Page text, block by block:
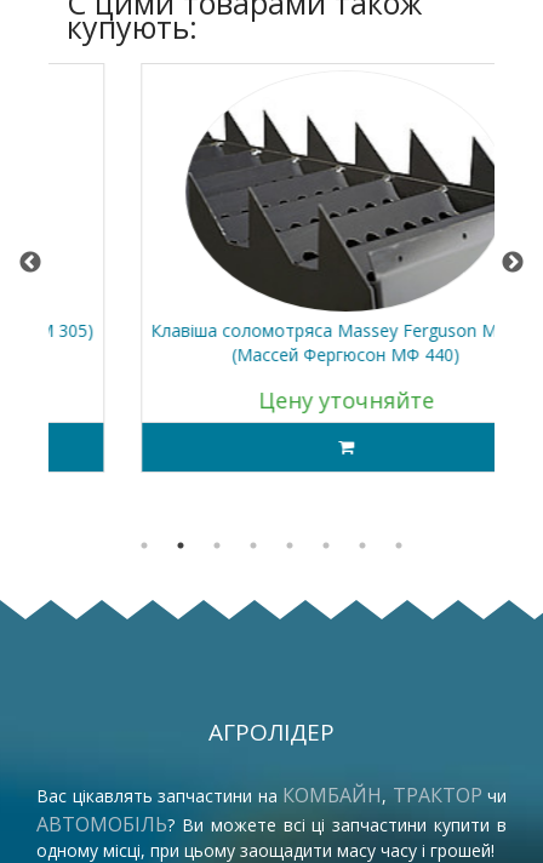
купують:
Клавіша соломотряса Massey Ferguson MF 440
(Массей Фергюсон МФ 440)
Цену уточняйте
АГРОЛІДЕР
Вас цікавлять запчастини на КОМБАЙН, ТРАКТОР чи
АВТОМОБІЛЬ? Ви можете всі ці запчастини купити в
одному місці, при цьому заощадити масу часу і грошей!